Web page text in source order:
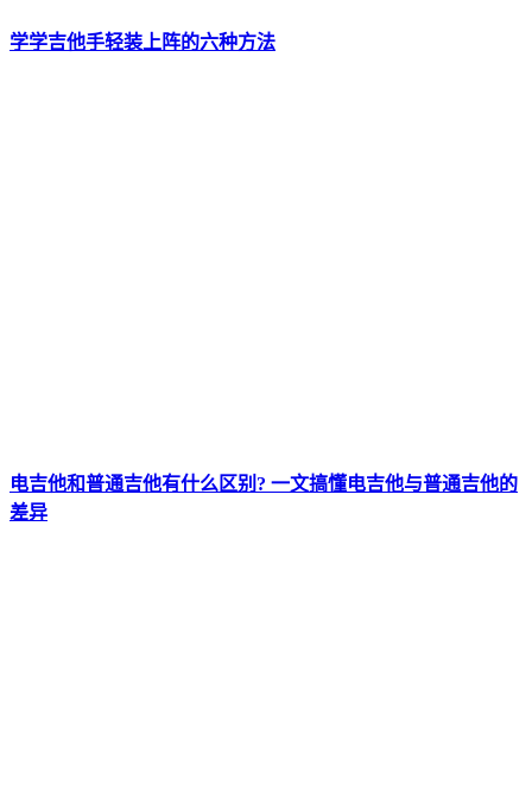
学学吉他手轻装上阵的六种方法
电吉他和普通吉他有什么区别? 一文搞懂电吉他与普通吉他的
差异